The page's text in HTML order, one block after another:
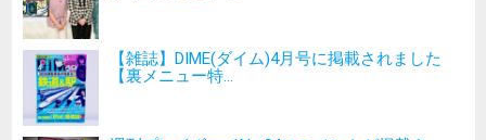
【雑誌】DIME(ダイム)4月号に掲載されました
【裏メニュー特...